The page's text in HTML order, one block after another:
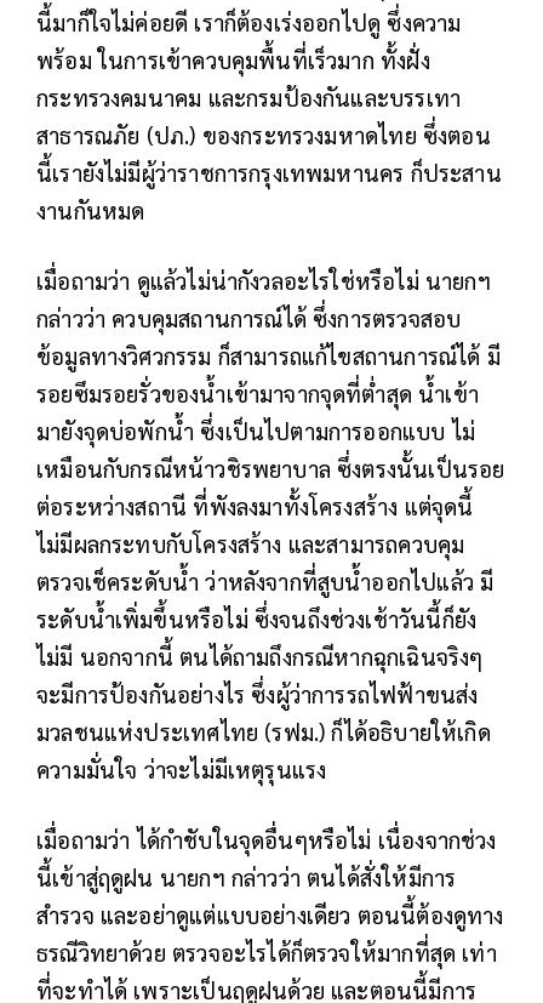
นี้มาก็ใจไม่ค่อยดี เราก็ต้องเร่งออกไปดู ซึ่งความ
พร้อม ในการเข้าควบคุมพื้นที่เร็วมาก ทั้งฝั่ง
กระทรวงคมนาคม และกรมป้องกันและบรรเทา
สาธารณภัย (ปภ.) ของกระทรวงมหาดไทย ซึ่งตอน
นี้เรายังไม่มีผู้ว่าราชการกรุงเทพมหานคร ก็ประสาน
งานกันหมด
เมื่อถามว่า ดูแล้วไม่น่ากังวลอะไรใช่หรือไม่ นายกฯ
กล่าวว่า ควบคุมสถานการณ์ได้ ซึ่งการตรวจสอบ
ข้อมูลทางวิศวกรรม ก็สามารถแก้ไขสถานการณ์ได้ มี
รอยซึมรอยรั่วของน้ำเข้ามาจากจุดที่ต่ำสุด น้ำเข้า
มายังจุดบ่อพักน้ำ ซึ่งเป็นไปตามการออกแบบ ไม่
เหมือนกับกรณีหน้าวชิรพยาบาล ซึ่งตรงนั้นเป็นรอย
ต่อระหว่างสถานี ที่พังลงมาทั้งโครงสร้าง แต่จุดนี้
ไม่มีผลกระทบกับโครงสร้าง และสามารถควบคุม
ตรวจเช็คระดับน้ำ ว่าหลังจากที่สูบน้ำออกไปแล้ว มี
ระดับน้ำเพิ่มขึ้นหรือไม่ ซึ่งจนถึงช่วงเช้าวันนี้ก็ยัง
ไม่มี นอกจากนี้ ตนได้ถามถึงกรณีหากฉุกเฉินจริงๆ
จะมีการป้องกันอย่างไร ซึ่งผู้ว่าการรถไฟฟ้าขนส่ง
มวลชนแห่งประเทศไทย (รฟม.) ก็ได้อธิบายให้เกิด
ความมั่นใจ ว่าจะไม่มีเหตุรุนแรง
เมื่อถามว่า ได้กำชับในจุดอื่นๆหรือไม่ เนื่องจากช่วง
นี้เข้าสู่ฤดูฝน นายกฯ กล่าวว่า ตนได้สั่งให้มีการ
สำรวจ และอย่าดูแต่แบบอย่างเดียว ตอนนี้ต้องดูทาง
ธรณีวิทยาด้วย ตรวจอะไรได้ก็ตรวจให้มากที่สุด เท่า
ที่จะทำได้ เพราะเป็นฤดูฝนด้วย และตอนนี้มีการ